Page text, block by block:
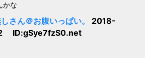
かな
さん＠お腹いっぱい。 2018-
ID:gSye7fzS0.net